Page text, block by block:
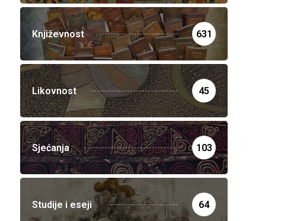
Književnost 631
Likovnost 45
Sjećanja 103
Studije i eseji 64